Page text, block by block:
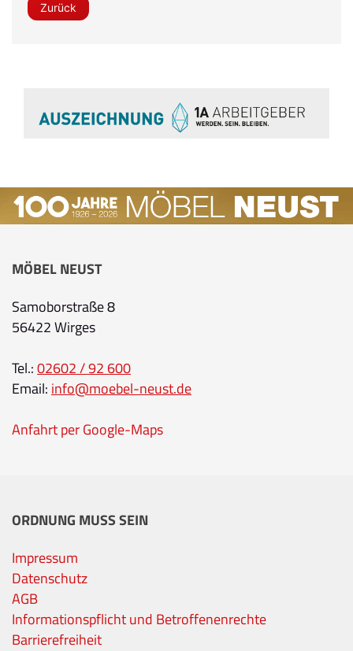
Zurück
MÖBEL NEUST
Samoborstraße 8
56422 Wirges
Tel.:02602 / 92 600
Email: info@moebel-neust.de
Anfahrt per Google-Maps
ORDNUNG MUSS SEIN
Impressum
Datenschutz
AGB
Informationspflicht und Betroffenenrechte
Barrierefreiheit